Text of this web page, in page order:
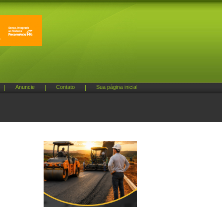
Anuncie Contato Sua página inicial